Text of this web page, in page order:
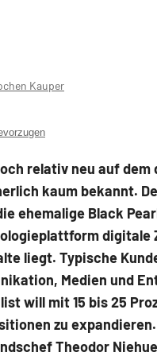
Kauper
relativ neu auf
kaum bekannt.
ehemalige Black
digitale
liegt. Typische
Medien und
will mit 15 bis 25
zu
Theodor